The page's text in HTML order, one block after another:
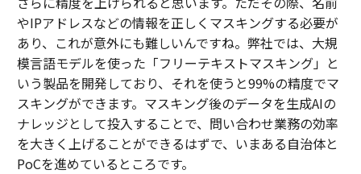
やIPアドレスなどの情報を正しくマスキングする必要が
あり、これが意外にも難しいんですね。弊社では、大規
模言語モデルを使った「フリーテキストマスキング」と
いう製品を開発しており、それを使うと99%の精度でマ
スキングができます。マスキング後のデータを生成AIの
ナレッジとして投入することで、問い合わせ業務の効率
を大きく上げることができるはずで、いまある自治体と
PoCを進めているところです。